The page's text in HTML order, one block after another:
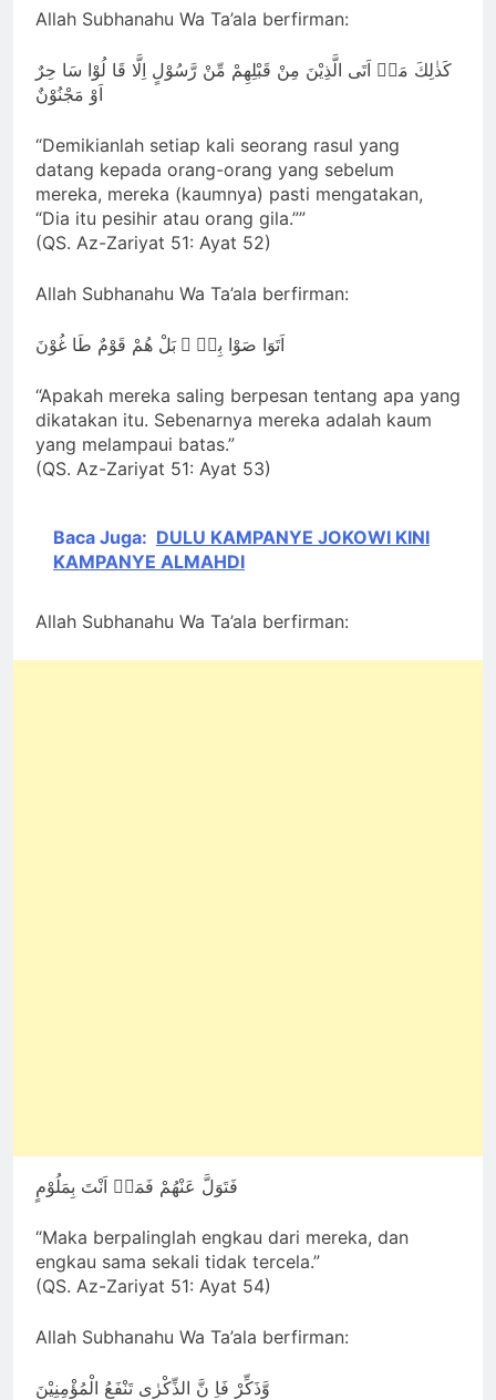
Allah Subhanahu Wa Ta’ala berfirman:
كَذٰلِكَ مَاۤ اَتَى الَّذِيْنَ مِنْ قَبْلِهِمْ مِّنْ رَّسُوْلٍ اِلَّا قَا لُوْا سَا حِرٌ
“Demikianlah setiap kali seorang rasul yang
datang kepada orang-orang yang sebelum
mereka, mereka (kaumnya) pasti mengatakan,
“Dia itu pesihir atau orang gila.””
(QS. Az-Zariyat 51: Ayat 52)
Allah Subhanahu Wa Ta’ala berfirman:
“Apakah mereka saling berpesan tentang apa yang
dikatakan itu. Sebenarnya mereka adalah kaum
yang melampaui batas.”
(QS. Az-Zariyat 51: Ayat 53)
Baca Juga: DULU KAMPANYE JOKOWI KINI
KAMPANYE ALMAHDI
Allah Subhanahu Wa Ta’ala berfirman:
فَتَوَلَّ عَنْهُمْ فَمَاۤ اَنْتَ بِمَلُوْمٍ
“Maka berpalinglah engkau dari mereka, dan
engkau sama sekali tidak tercela.”
(QS. Az-Zariyat 51: Ayat 54)
Allah Subhanahu Wa Ta’ala berfirman:
وَّذَكِّرْ فَاِ نَّ الذِّكْرٰى تَنْفَعُ الْمُؤْمِنِيْنَ